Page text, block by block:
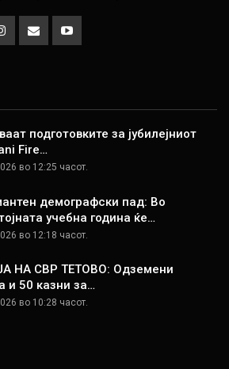
подготовките за јубилејниот
Fire…
во 12:25 часот.
демографски пад: Во
учебна година ќе…
во 12:18 часот.
НА СВР ТЕТОВО: Одземени
и 50 казни за…
во 10:28 часот.